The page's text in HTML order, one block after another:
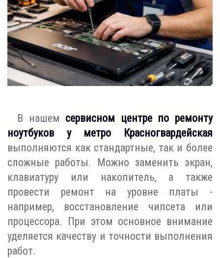
В нашем сервисном центре по ремонту
ноутбуков у метро Красногвардейская
выполняются как стандартные, так и более
сложные работы. Можно заменить экран,
клавиатуру или накопитель, а также
провести ремонт на уровне платы -
например, восстановление чипсета или
процессора. При этом основное внимание
уделяется качеству и точности выполнения
работ.